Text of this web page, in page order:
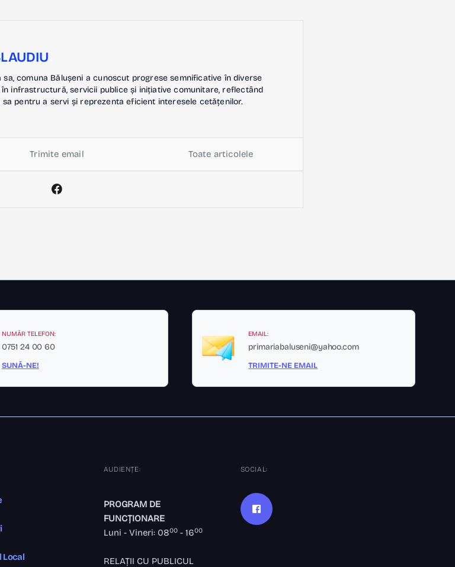
sa, comuna Bălușeni a cunoscut progrese semnificative în diverse
în infrastructură, servicii publice și inițiative comunitare, reflectând
pentru a servi și reprezenta eficient interesele cetățenilor.
Trimite email Toate articolele
NUMĂR TELEFON:
0751 24 00 60
SUNĂ-NE!
EMAIL:
primariabaluseni@yahoo.com
TRIMITE-NE EMAIL
Local
AUDIENȚE:
PROGRAM DE
FUNCȚIONARE
Luni - Vineri: 0800- 1600
RELAȚII CU PUBLICUL
SOCIAL: